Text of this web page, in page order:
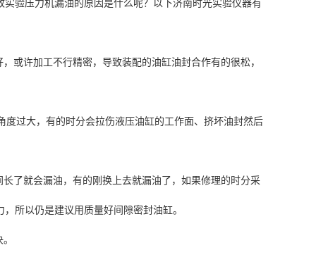
验压力机漏油的原因是什么呢？以下济南时光实验仪器有
或许加工不行精密，导致装配的油缸油封合作有的很松，
过大，有的时分会拉伤液压油缸的工作面、挤坏油封然后
了就会漏油，有的刚换上去就漏油了，如果修理的时分采
所以仍是建议用质量好间隙密封油缸。